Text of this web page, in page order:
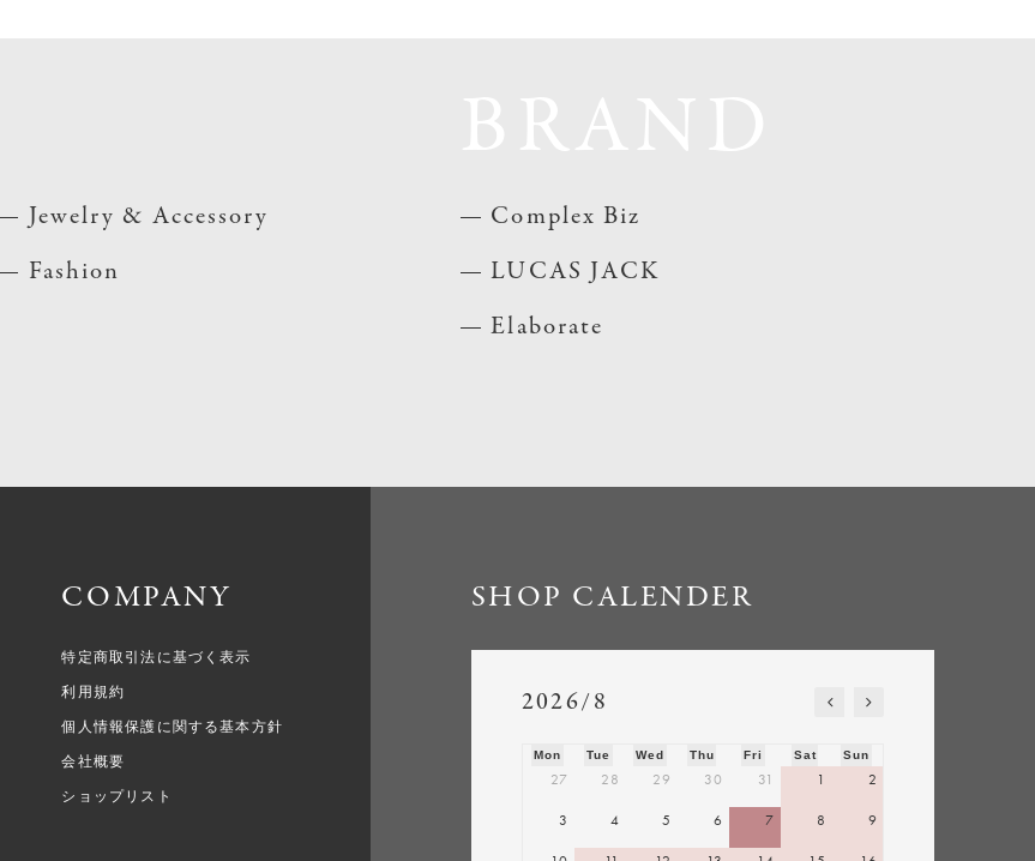
Jewelry & Accessory
Fashion
Complex Biz
LUCAS JACK
Elaborate
COMPANY
特定商取引法に基づく表示
利用規約
個人情報保護に関する基本方針
会社概要
ショップリスト
SHOP CALENDER
2026/8
Mon Tue Wed Thu Fri Sat Sun
27 28 29 30 31 1 2
3 4 5 6 7 8 9